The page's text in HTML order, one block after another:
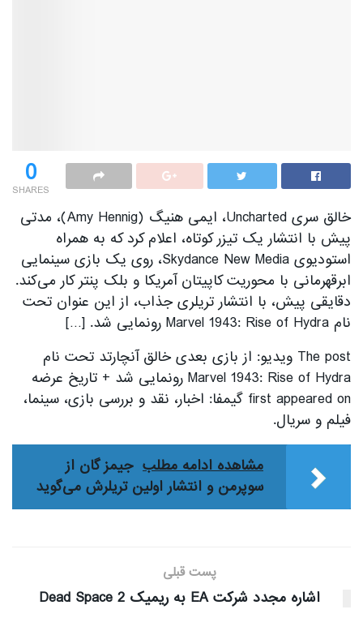
0
SHARES
خالق سری Uncharted، ایمی هنیگ (Amy Hennig)، مدتی
پیش با انتشار یک تیزر کوتاه، اعلام کرد که به همراه
استودیوی Skydance New Media، روی یک بازی سینمایی
ابرقهرمانی با محوریت کاپیتان آمریکا و بلک پنتر کار می‌کند.
دقایقی پیش، با انتشار تریلری جذاب، از این عنوان تحت
نام Marvel 1943: Rise of Hydra رونمایی شد. […]
The post ویدیو: از بازی بعدی خالق آنچارتد تحت نام
Marvel 1943: Rise of Hydra رونمایی شد + تاریخ عرضه
first appeared on گیمفا: اخبار، نقد و بررسی بازی، سینما،
فیلم و سریال.
مشاهده ادامه مطلب جیمز گان از
سوپرمن و انتشار اولین تریلرش می‌گوید
پست قبلی
اشاره مجدد شرکت EA به ریمیک Dead Space 2